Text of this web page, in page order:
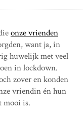
onze vrienden
want ja, in
huwelijk met veel
in lockdown.
zover en konden
vriendin én hun
mooi is.